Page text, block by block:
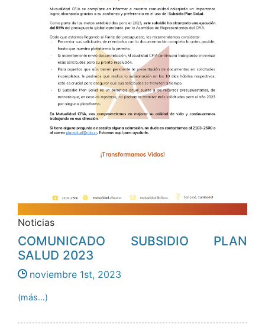
Noticias
COMUNICADO SUBSIDIO PLAN
SALUD 2023
noviembre 1st, 2023
(más…)